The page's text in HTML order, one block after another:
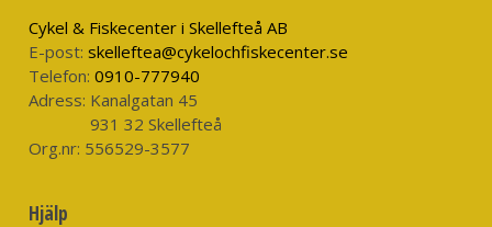
Cykel & Fiskecenter i Skellefteå AB
E-post: skelleftea@cykelochfiskecenter.se
Telefon: 0910-777940
Adress: Kanalgatan 45
931 32 Skellefteå
Org.nr: 556529-3577
Hjälp